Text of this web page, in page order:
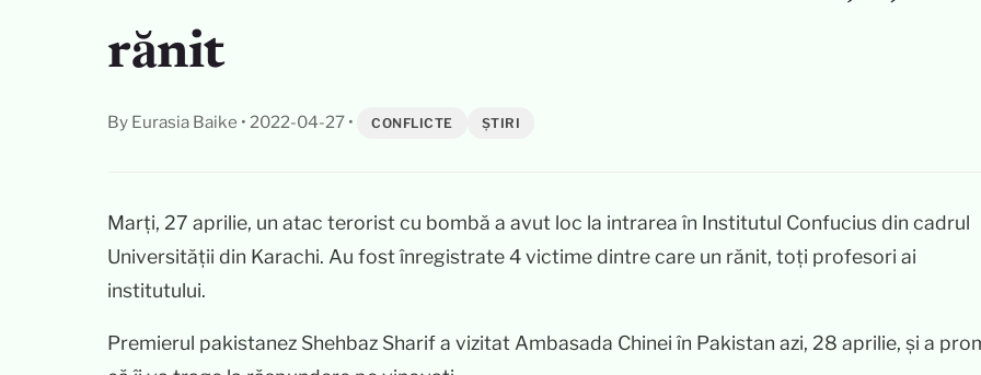
rănit
By Eurasia Baike • 2022-04-27 • CONFLICTE ȘTIRI
Marți, 27 aprilie, un atac terorist cu bombă a avut loc la intrarea în Institutul Confucius din cadrul
Universității din Karachi. Au fost înregistrate 4 victime dintre care un rănit, toți profesori ai
institutului.
Premierul pakistanez Shehbaz Sharif a vizitat Ambasada Chinei în Pakistan azi, 28 aprilie, și a